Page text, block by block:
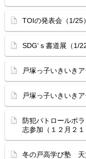
TOIの発表会（1/25
SDG‘ｓ書道展（1/
戸塚っ子いきいき
戸塚っ子いきいき
防犯パトロールボ
志参加（１２月２１
冬の戸高学び塾 天